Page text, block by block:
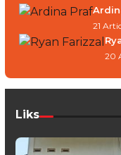
21
20
Liks